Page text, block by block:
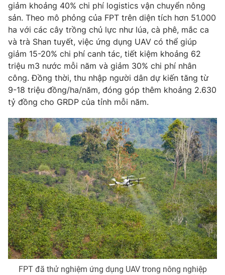
giảm khoảng 40% chi phí logistics vận chuyển nông
sản. Theo mô phỏng của FPT trên diện tích hơn 51.000
ha với các cây trồng chủ lực như lúa, cà phê, mắc ca
và trà Shan tuyết, việc ứng dụng UAV có thể giúp
giảm 15-20% chi phí canh tác, tiết kiệm khoảng 62
triệu m3 nước mỗi năm và giảm 30% chi phí nhân
công. Đồng thời, thu nhập người dân dự kiến tăng từ
9-18 triệu đồng/ha/năm, đóng góp thêm khoảng 2.630
tỷ đồng cho GRDP của tỉnh mỗi năm.
FPT đã thử nghiệm ứng dụng UAV trong nông nghiệp